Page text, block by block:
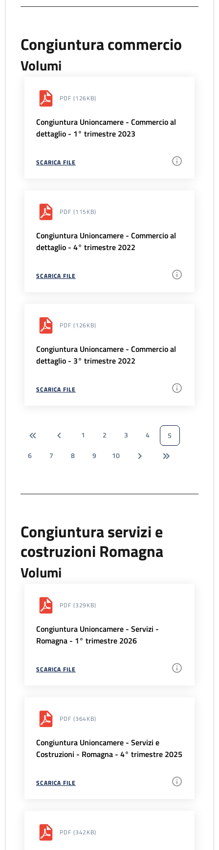
Congiuntura commercio
Volumi
PDF (126KB)
Congiuntura Unioncamere - Commercio al
dettaglio - 1° trimestre 2023
SCARICA FILE
PDF (115KB)
Congiuntura Unioncamere - Commercio al
dettaglio - 4° trimestre 2022
SCARICA FILE
PDF (126KB)
Congiuntura Unioncamere - Commercio al
dettaglio - 3° trimestre 2022
SCARICA FILE
1 2 3 4
5
6
7 8 9 10
Congiuntura servizi e
costruzioni Romagna
Volumi
PDF (329KB)
Congiuntura Unioncamere - Servizi -
Romagna - 1° trimestre 2026
SCARICA FILE
PDF (364KB)
Congiuntura Unioncamere - Servizi e
Costruzioni - Romagna - 4° trimestre 2025
SCARICA FILE
PDF (342KB)